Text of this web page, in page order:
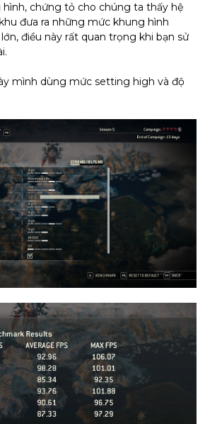
chứng tỏ cho chúng ta thấy hệ
đưa ra những mức khung hình
điều này rất quan trọng khi bạn sử
mình dùng mức setting high và độ